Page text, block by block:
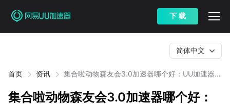
下 载
首页 资讯
集合啦动物森友会3.0加速器哪个好：UU加速器全
简体中文
集合啦动物森友会3.0加速器哪个好：